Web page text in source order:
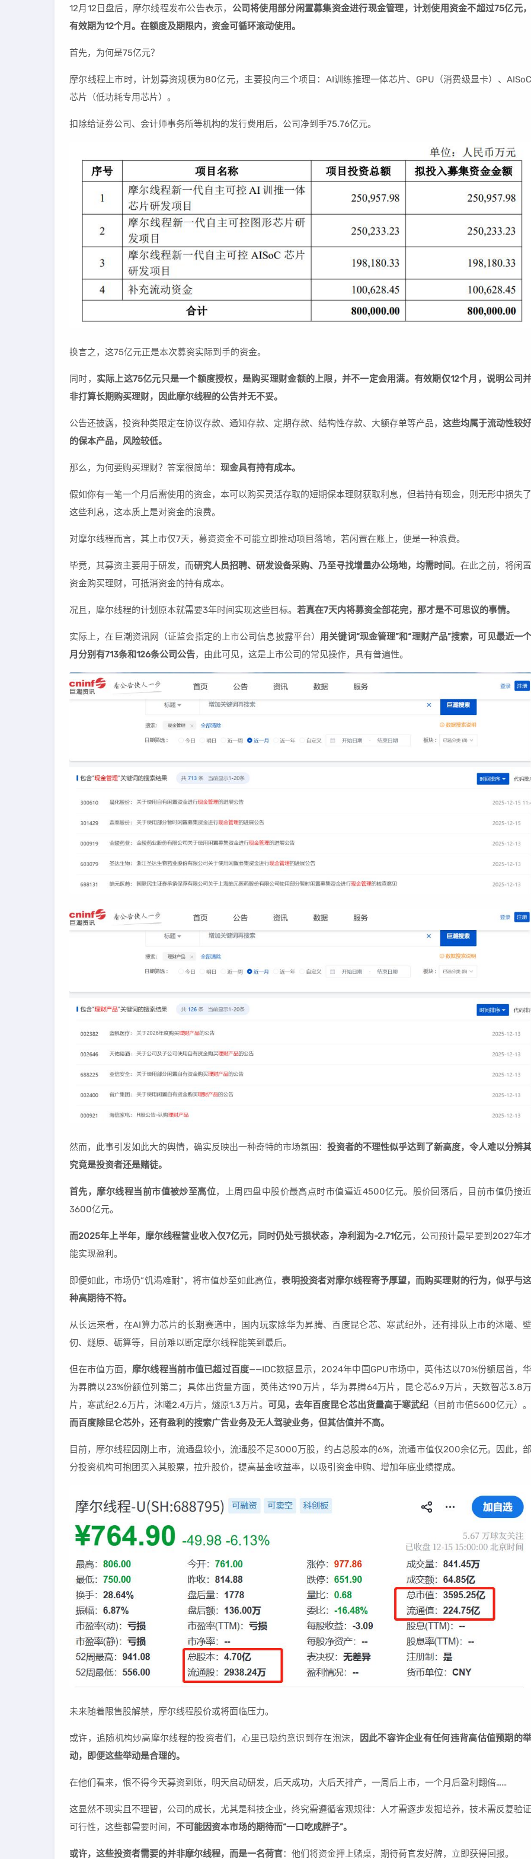
12月12日盘后，摩尔线程发布公告表示， 公司将使用部分闲置募集资金进行现金管理，计划使用资金不超过75亿元
有效期为12个月。在额度及期限内，资金可循环滚动使用。
首先，为何是75亿元？
摩尔线程上市时，计划募资规模为80亿元，主要投向三个项目：AI训练推理一体芯片、GPU（消费级显卡）、AISoC
芯片（低功耗专用芯片）。
扣除给证券公司、会计师事务所等机构的发行费用后，公司净到手75.76亿元。
换言之，这75亿元正是本次募资实际到手的资金。
同时， 实际上这75亿元只是一个额度授权，是购买理财金额的上限，并不一定会用满。有效期仅12个月，说明公司
非打算长期购买理财，因此摩尔线程的公告并无不妥。
公告还披露，投资种类限定在协议存款、通知存款、定期存款、结构性存款、大额存单等产品， 这些均属于流动性较好
的保本产品，风险较低。
那么，为何要购买理财？答案很简单： 现金具有持有成本。
假如你有一笔一个月后需使用的资金，本可以购买灵活存取的短期保本理财获取利息，但若持有现金，则无形中损失了
这些利息，这本质上是对资金的浪费。
对摩尔线程而言，其上市仅7天，募资资金不可能立即推动项目落地，若闲置在账上，便是一种浪费。
毕竟，其募资主要用于研发，而研究人员招聘、研发设备采购、乃至寻找增量办公场地，均需时间。在此之前，将闲置
资金购买理财，可抵消资金的持有成本。
况且，摩尔线程的计划原本就需要3年时间实现这些目标。 若真在7天内将募资全部花完，那才是不可思议的事情。
实际上，在巨潮资讯网（证监会指定的上市公司信息披露平台） 用关键词“现金管理”和“理财产品”搜索，可见最近一
月分别有713条和126条公司公告，由此可见，这是上市公司的常见操作，具有普遍性。
然而，此事引发如此大的舆情，确实反映出一种奇特的市场氛围： 投资者的不理性似乎达到了新高度，令人难以分辨其
究竟是投资者还是赌徒。
首先，摩尔线程当前市值被炒至高位，上周四盘中股价最高点时市值逼近4500亿元。股价回落后，目前市值仍接
3600亿元。
而2025年上半年，摩尔线程营业收入仅7亿元，同时仍处亏损状态，净利润为-2.71亿元，公司预计最早要到2027年
能实现盈利。
即便如此，市场仍“饥渴难耐”，将市值炒至如此高位，表明投资者对摩尔线程寄予厚望，而购买理财的行为，似乎与
种高期待不符。
从长远来看，在AI算力芯片的长期赛道中，国内玩家除华为昇腾、百度昆仑芯、寒武纪外，还有排队上市的沐曦、壁
仞、燧原、砺算等，目前难以断定摩尔线程能笑到最后。
但在市值方面， 摩尔线程当前市值已超过百度——IDC数据显示，2024年中国GPU市场中，英伟达以70%份额居首，
为昇腾以23%份额位列第二；具体出货量方面，英伟达190万片，华为昇腾64万片，昆仑芯6.9万片，天数智芯3.8万
片，寒武纪2.6万片，沐曦2.4万片，燧原1.3万片。 可见，去年百度昆仑芯出货量高于寒武纪 （目前市值5600亿元）。
而百度除昆仑芯外，还有盈利的搜索广告业务及无人驾驶业务，但其估值并不高。
目前，摩尔线程因刚上市，流通盘较小，流通股不足3000万股，约占总股本的6%，流通市值仅200余亿元。因此，部
分投资机构可抱团买入其股票，拉升股价，提高基金收益率，以吸引资金申购、增加年底业绩提成。
未来随着限售股解禁，摩尔线程股价或将面临压力。
或许，追随机构炒高摩尔线程的投资者们，心里已隐约意识到存在泡沫，
因此不容许企业有任何违背高估值预期的
动，即便这些举动是合理的。
在他们看来，恨不得今天募资到账，明天启动研发，后天成功，大后天排产，一周后上市，一个月后盈利翻倍……
这显然不现实且不理智，公司的成长，尤其是科技企业，终究需遵循客观规律：人才需逐步发掘培养，技术需反复验证
可行性，这些都需要时间， 不可能因资本市场的期待而“一口吃成胖子”。
或许，这些投资者需要的并非摩尔线程，而是一名荷官：他们将资金押上赌桌，期待荷官发好牌，立即获得回报。